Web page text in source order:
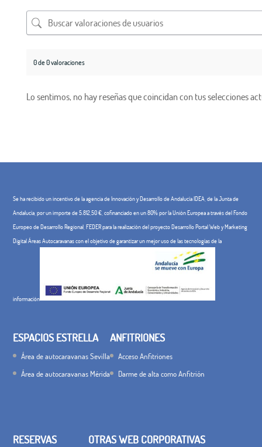
0 de 0 valoraciones
Lo sentimos, no hay reseñas que coincidan con tus selecciones
Se ha recibido un incentivo de la agencia de Innovación y Desarrollo de Andalucía IDEA, de la Junta de
Andalucía, por un importe de 5.812,50 €, cofinanciado en un 80% por la Unión Europea a través del Fondo
Europeo de Desarrollo Regional, FEDER para la realización del proyecto Desarrollo Portal Web y Marketing
Digital Áreas Autocaravanas con el objetivo de garantizar un mejor uso de las tecnologías de la
información
ESPACIOS ESTRELLA
Área de autocaravanas Sevilla
Área de autocaravanas Mérida
ANFITRIONES
Acceso Anfitriones
Darme de alta como Anfitrión
RESERVAS OTRAS WEB CORPORATIVAS